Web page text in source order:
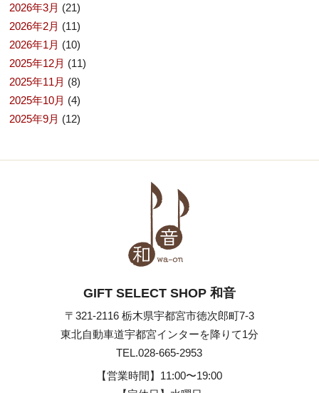
2026年3月 (21)
2026年2月 (11)
2026年1月 (10)
2025年12月 (11)
2025年11月 (8)
2025年10月 (4)
2025年9月 (12)
GIFT SELECT SHOP 和音
〒321-2116 栃木県宇都宮市徳次郎町7-3
東北自動車道宇都宮インターを降りて1分
TEL.028-665-2953
【営業時間】 11:00〜19:00